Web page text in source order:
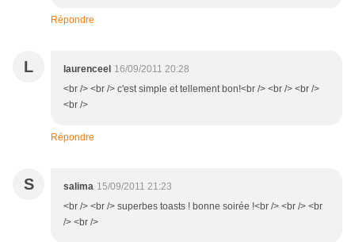
Répondre
L laurenceel 16/09/2011 20:28
<br /> <br /> c'est simple et tellement bon!<br /> <br /> <br />
<br />
Répondre
S salima 15/09/2011 21:23
<br /> <br /> superbes toasts ! bonne soirée !<br /> <br /> <br
/> <br />